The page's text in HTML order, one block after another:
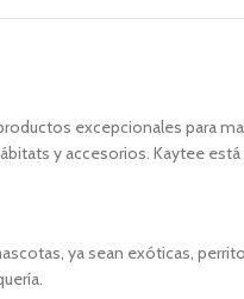
excepcionales para
y accesorios. Kaytee
ya sean exóticas,